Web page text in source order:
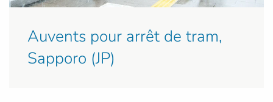
Auvents pour arrêt de tram,
Sapporo (JP)